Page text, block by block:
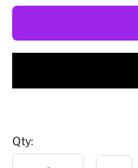
Qty: